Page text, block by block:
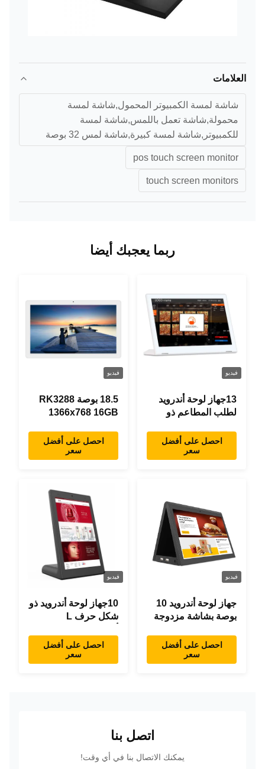
العلامات
شاشة لمسة الكمبيوتر المحمول,شاشة لمسة
محمولة,شاشة تعمل باللمس,شاشة لمسة
للكمبيوتر,شاشة لمسة كبيرة,شاشة لمس 32 بوصة
pos touch screen monitor
touch screen monitors
ربما يعجبك أيضا
فيديو
13جهاز لوحة أندرويد
لطلب المطاعم ذو
0.3 بوصة، 1920×1080
شاشة تعمل باللمس،
احصل على أفضل
سعر
فيديو
18.5 بوصة RK3288
1366x768 16GB
جهاز لوحي اندرويد واحد
تصميم حديث
احصل على أفضل
سعر
فيديو
جهاز لوحة أندرويد 10
بوصة بشاشة مزدوجة
POE إعلانات جهاز
كمبيوتر لوحي
احصل على أفضل
سعر
فيديو
10جهاز لوحة أندرويد ذو
شكل حرف L
جهاز لوحة IPS جهاز
لوحة لمس للمطعم
احصل على أفضل
سعر
اتصل بنا
يمكنك الاتصال بنا في أي وقت!